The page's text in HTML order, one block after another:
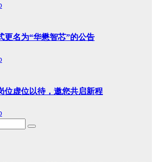
更名为“华懋智芯”的公告
位虚位以待，邀您共启新程